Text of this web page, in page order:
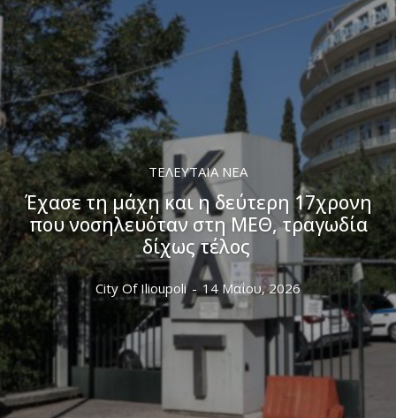
ΤΕΛΕΥΤΑΊΑ ΝΈΑ
Έχασε τη μάχη και η δεύτερη 17χρονη
που νοσηλευόταν στη ΜΕΘ, τραγωδία
δίχως τέλος
City Of Ilioupoli - 14 Μαΐου, 2026